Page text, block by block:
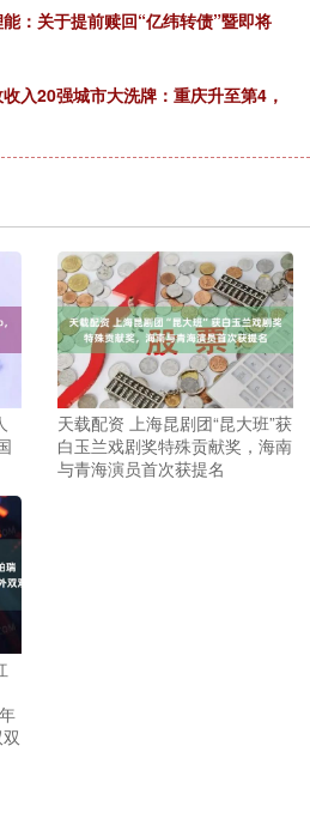
：关于提前赎回“亿纬转债”暨即将
入20强城市大洗牌：重庆升至第4，
天载配资 上海昆剧团“昆大班”获
白玉兰戏剧奖特殊贡献奖，海南
与青海演员首次获提名